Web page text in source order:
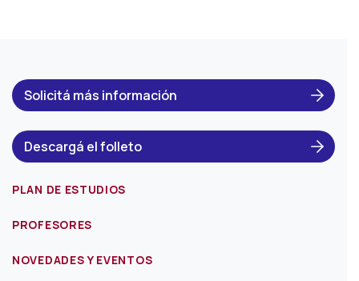
Solicitá más información
Descargá el folleto
PLAN DE ESTUDIOS
PROFESORES
NOVEDADES Y EVENTOS